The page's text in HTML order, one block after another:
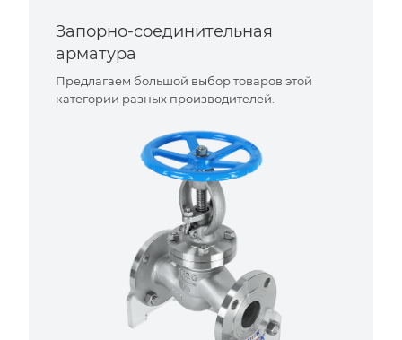
Запорно-соединительная
арматура
Предлагаем большой выбор товаров этой
категории разных производителей.